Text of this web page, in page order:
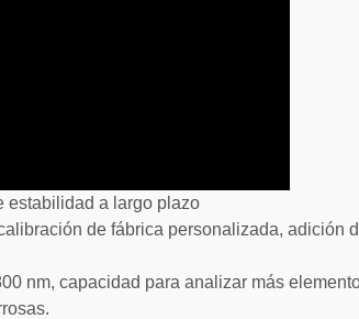
estabilidad a largo plazo
de fábrica personalizada, adición
nm, capacidad para analizar más